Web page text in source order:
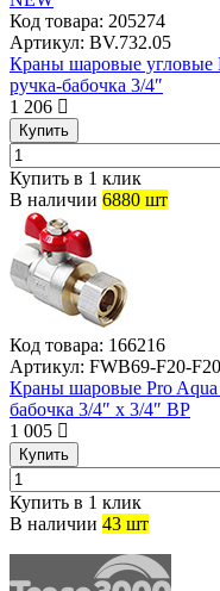
Код товара: 205274
Артикул: BV.732.05
Краны шаровые угловые
ручка-бабочка 3/4″
1 206
Купить
Купить в 1 клик
В наличии 6880 шт
Код товара: 166216
Артикул: FWB69-F20-
Краны шаровые Pro
бабочка 3/4″ x 3/4″ ВР
1 005
Купить
Купить в 1 клик
В наличии 43 шт